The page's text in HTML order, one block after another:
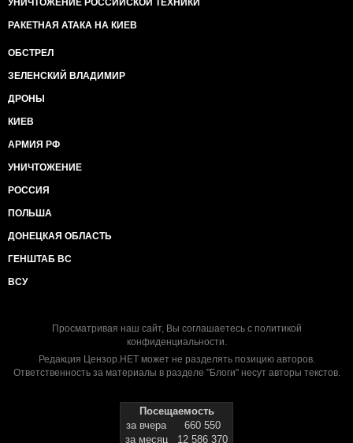
УНИЧТОЖЕНИЕ РОССИЙСКОЙ ТЕХНИКИ
РАКЕТНАЯ АТАКА НА КИЕВ
ОБСТРЕЛ
ЗЕЛЕНСКИЙ ВЛАДИМИР
ДРОНЫ
КИЕВ
АРМИЯ РФ
УНИЧТОЖЕНИЕ
РОССИЯ
ПОЛЬША
ДОНЕЦКАЯ ОБЛАСТЬ
ГЕНШТАБ ВС
ВСУ
Просматривая наш сайт, Вы соглашаетесь с политикой
конфиденциальности.
Редакция Цензор.НЕТ может не разделять позицию авторов.
Ответственность за материалы в разделе "Блоги" несут авторы текстов.
Посещаемость
за вчера
660 550
за месяц
12 586 370